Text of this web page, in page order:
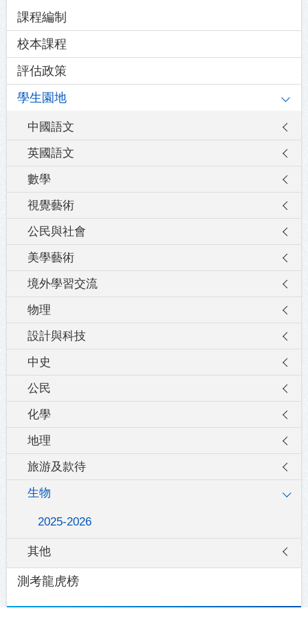
navigation
課程編制
校本課程
評估政策
學生園地
中國語文
英國語文
數學
視覺藝術
公民與社會
美學藝術
境外學習交流
物理
設計與科技
中史
公民
化學
地理
旅游及款待
生物
2025-2026
其他
測考龍虎榜